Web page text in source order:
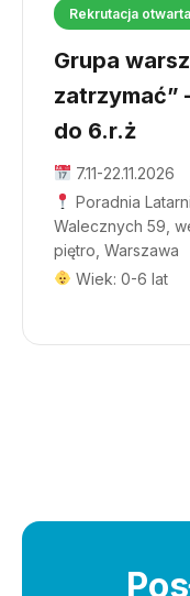
Rekrutacja otwarta
Grupa
zatrzymać”
do 6.r.ż
7.11-22.11.2026
Poradnia
Walecznych 59,
piętro, Warszawa
Wiek: 0-6 lat